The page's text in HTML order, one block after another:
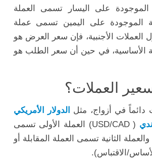
على اليسار تسمى العملة
الموجودة على اليمين تسمى عملة
العملات الأجنبية، فإن سعر العرض هو
الأساسية، في حين أن سعر الطلب هو
العملات؟
دائماً في أزواج، مثل الدولار الأمريكي
( USD/CAD) العملة الأولى تسمى
والعملة الثانية تسمى العملة المقابلة أو
الاقتباس).